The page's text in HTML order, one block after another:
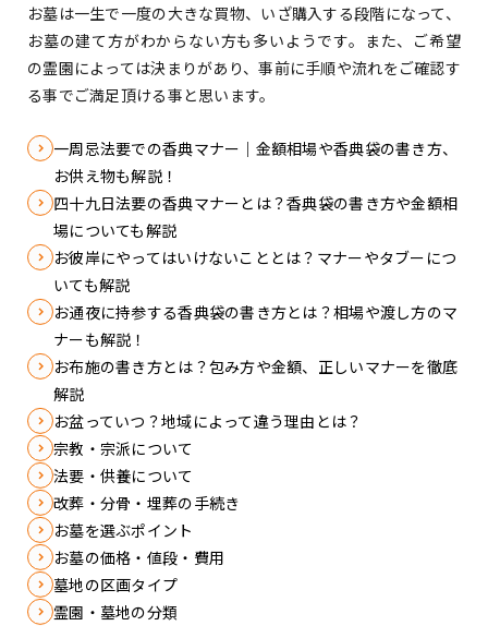
お墓は一生で一度の大きな買物、いざ購入する段階になって、
お墓の建て方がわからない方も多いようです。 また、ご希望
の霊園によっては決まりがあり、事前に手順や流れをご確認す
る事でご満足頂ける事と思います。
一周忌法要での香典マナー｜金額相場や香典袋の書き方、
お供え物も解説！
四十九日法要の香典マナーとは？香典袋の書き方や金額相
場についても解説
お彼岸にやってはいけないこととは？マナーやタブーにつ
いても解説
お通夜に持参する香典袋の書き方とは？相場や渡し方のマ
ナーも解説！
お布施の書き方とは？包み方や金額、正しいマナーを徹底
解説
お盆っていつ？地域によって違う理由とは？
宗教・宗派について
法要・供養について
改葬・分骨・埋葬の手続き
お墓を選ぶポイント
お墓の価格・値段・費用
墓地の区画タイプ
霊園・墓地の分類